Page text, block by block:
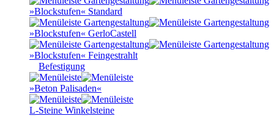
»Blockstufen« Standard
»Blockstufen« GerloCastell
»Blockstufen« Feingestrahlt
Befestigung
»Beton Palisaden«
L-Steine Winkelsteine